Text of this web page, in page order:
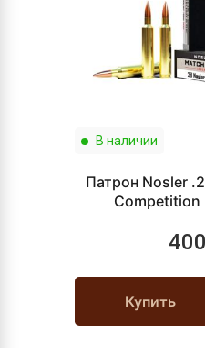
В наличии
Патрон Nosler
Competition
400
Купить